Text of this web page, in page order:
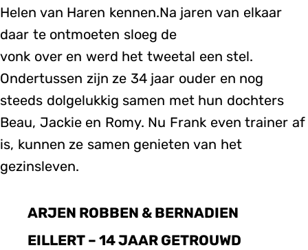
Helen van Haren kennen.Na jaren van elkaar
daar te ontmoeten sloeg de
vonk over en werd het tweetal een stel.
Ondertussen zijn ze 34 jaar ouder en nog
steeds dolgelukkig samen met hun dochters
Beau, Jackie en Romy. Nu Frank even trainer af
is, kunnen ze samen genieten van het
gezinsleven.
ARJEN ROBBEN & BERNADIEN
EILLERT – 14 JAAR GETROUWD